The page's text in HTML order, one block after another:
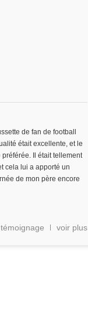
de fan de football
était excellente, et le
Il était tellement
cela lui a apporté un
de mon père encore
voir plus